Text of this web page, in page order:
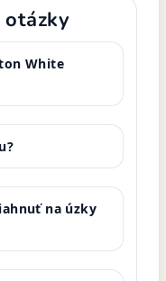
otázky
White
na úzky